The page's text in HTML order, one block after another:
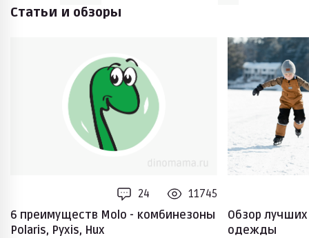
Статьи и обзоры
24
11745
6 преимуществ Molo - комбинезоны
Polaris, Pyxis, Hux
Обзор
одежды